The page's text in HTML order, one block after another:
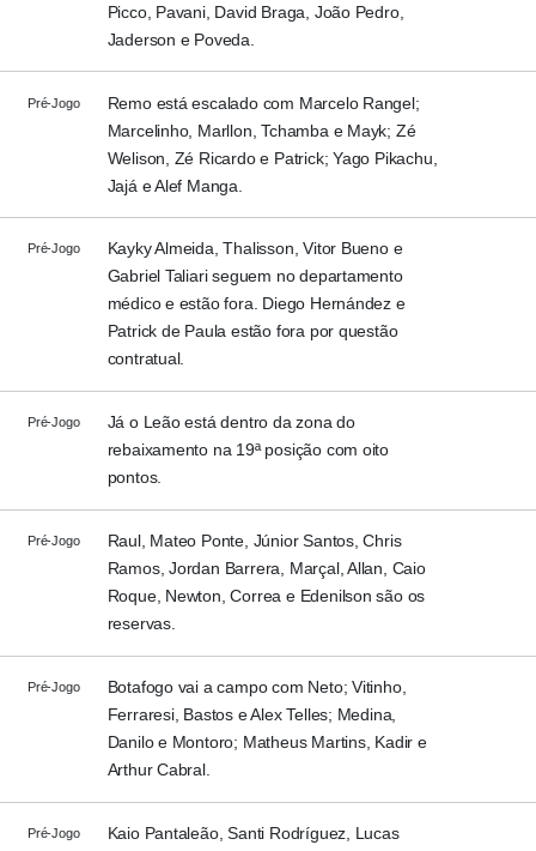
Picco, Pavani, David Braga, João Pedro,
Jaderson e Poveda.
Pré-Jogo
Remo está escalado com Marcelo Rangel;
Marcelinho, Marllon, Tchamba e Mayk; Zé
Welison, Zé Ricardo e Patrick; Yago Pikachu,
Jajá e Alef Manga.
Pré-Jogo
Kayky Almeida, Thalisson, Vitor Bueno e
Gabriel Taliari seguem no departamento
médico e estão fora. Diego Hernández e
Patrick de Paula estão fora por questão
contratual.
Pré-Jogo
Já o Leão está dentro da zona do
rebaixamento na 19ª posição com oito
pontos.
Pré-Jogo
Raul, Mateo Ponte, Júnior Santos, Chris
Ramos, Jordan Barrera, Marçal, Allan, Caio
Roque, Newton, Correa e Edenilson são os
reservas.
Pré-Jogo
Botafogo vai a campo com Neto; Vitinho,
Ferraresi, Bastos e Alex Telles; Medina,
Danilo e Montoro; Matheus Martins, Kadir e
Arthur Cabral.
Pré-Jogo Kaio Pantaleão, Santi Rodríguez, Lucas